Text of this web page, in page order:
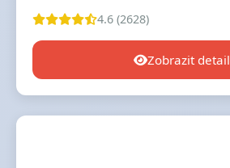
4.6 (2628)
Zobrazit detail